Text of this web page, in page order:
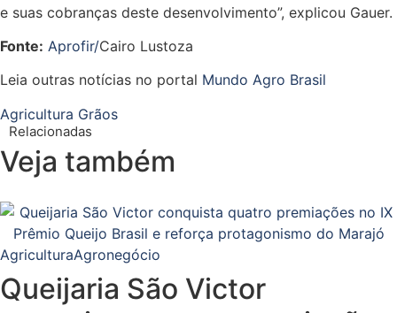
e suas cobranças deste desenvolvimento”, explicou Gauer.
Fonte: Aprofir/Cairo Lustoza
Leia outras notícias no portal Mundo Agro Brasil
Agricultura Grãos
Relacionadas
Veja também
AgriculturaAgronegócio
Queijaria São Victor